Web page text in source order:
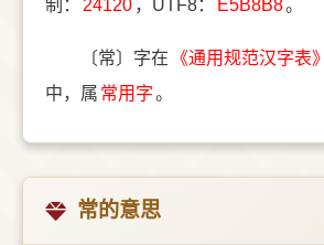
制：
24120 ，UTF8： E5B8B8。
〔常〕字在 《通用规范汉字表》
中，属 常用字。
常的意思